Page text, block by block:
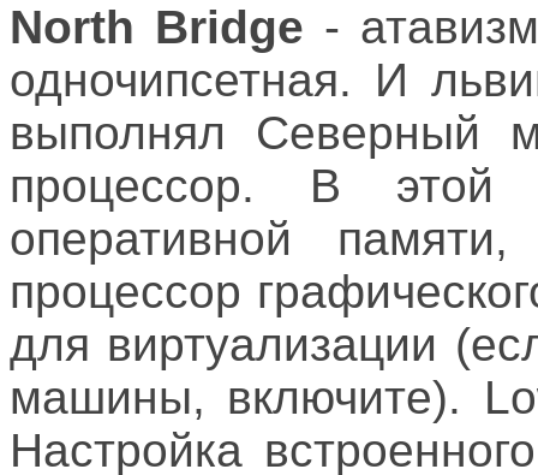
North Bridge -
одночипсетная. И
выполнял Северный
процессор. В этой
оперативной
процессор
для виртуализации
машины, включите).
Настройка